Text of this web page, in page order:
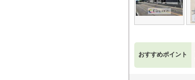
おすすめポイント